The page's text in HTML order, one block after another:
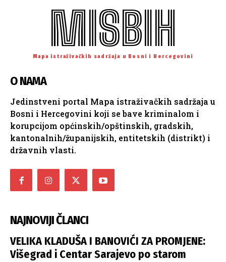
MISBIH
Mapa istraživačkih sadržaja u Bosni i Hercegovini
O NAMA
Jedinstveni portal Mapa istraživačkih sadržaja u
Bosni i Hercegovini koji se bave kriminalom i
korupcijom općinskih/opštinskih, gradskih,
kantonalnih/županijskih, entitetskih (distrikt) i
državnih vlasti.
NAJNOVIJI ČLANCI
VELIKA KLADUŠA I BANOVIĆI ZA PROMJENE:
Višegrad i Centar Sarajevo po starom